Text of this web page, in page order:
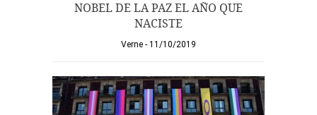
NOBEL DE LA PAZ EL AÑO QUE
NACISTE
Verne 11/10/2019